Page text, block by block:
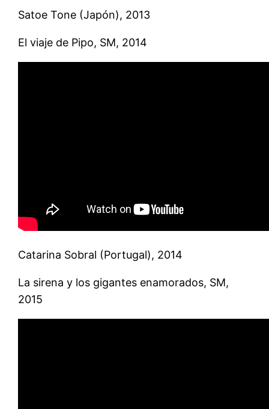
Satoe Tone (Japón), 2013
El viaje de Pipo, SM, 2014
Catarina Sobral (Portugal), 2014
La sirena y los gigantes enamorados, SM,
2015